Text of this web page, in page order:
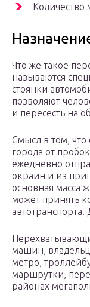
Количество
Что же такое
называются
стоянки
позволяют
и пересесть на
Смысл в том, что
города от
ежедневно
окраин и из
основная масса
может принять
машин,
метро,
маршрутки,
районах